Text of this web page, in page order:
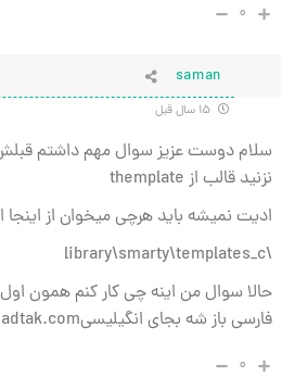
۰
saman
سلام دوست عزیز سوال مهم داشتم
نزنید قالب از themplate
ادیت نمیشه باید هرچی میخوان از
\library\smarty\templates_c
حالا سوال من اینه چی کار کنم همون
فارسی باز شه بجای انگیلیسیhttp://pic.uploadtak.com/
۰